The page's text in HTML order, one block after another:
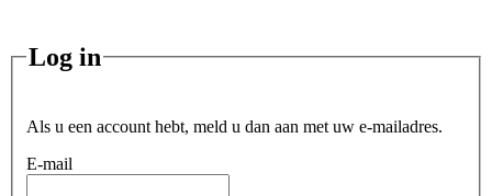
Log in
Als u een account hebt, meld u dan aan met uw e-mailadres.
E-mail